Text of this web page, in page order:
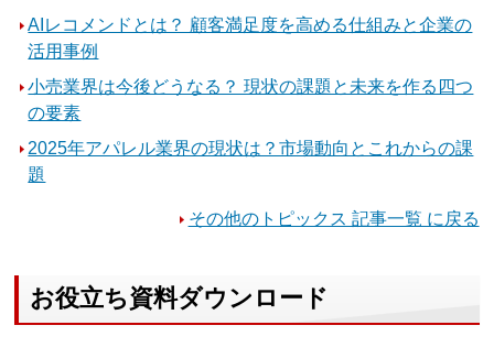
AIレコメンドとは？ 顧客満足度を高める仕組みと企業の
活用事例
小売業界は今後どうなる？ 現状の課題と未来を作る四つ
の要素
2025年アパレル業界の現状は？市場動向とこれからの課
題
その他のトピックス 記事一覧 に戻る
お役立ち資料ダウンロード